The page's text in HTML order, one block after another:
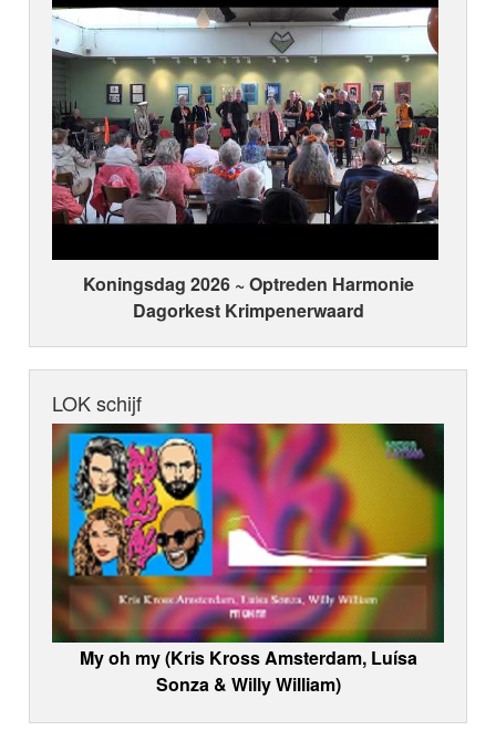
Koningsdag 2026 ~ Optreden Harmonie
Dagorkest Krimpenerwaard
LOK schijf
My oh my (Kris Kross Amsterdam, Luísa
Sonza & Willy William)